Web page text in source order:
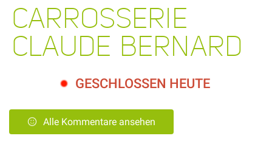
CARROSSERIE
CLAUDE BERNARD
GESCHLOSSEN HEUTE
Alle Kommentare ansehen